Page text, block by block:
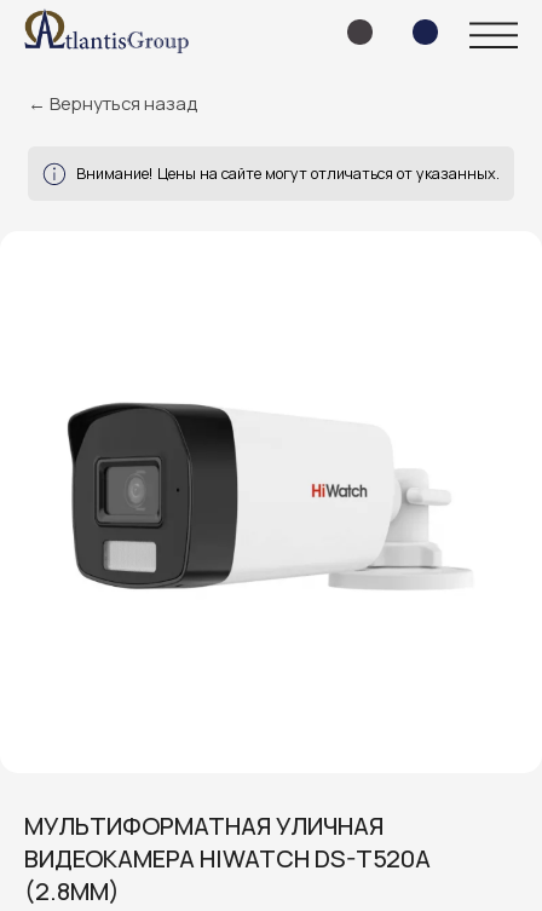
МУЛЬТИФОРМАТНАЯ УЛИЧНАЯ
ВИДЕОКАМЕРА HIWATCH DS-T520A
(2.8MM)